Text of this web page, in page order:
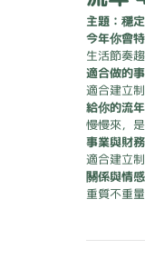
主題：穩
今年你會
生活節奏
適合做的
適合建立
給你的流
慢慢來，
事業與財務
適合建立
關係與情感
重質不重